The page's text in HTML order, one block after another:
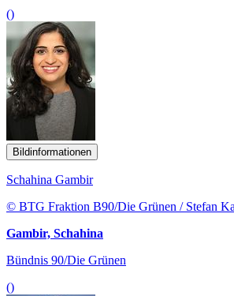
()
Bildinformationen
Schahina Gambir
© BTG Fraktion B90/Die Grünen / Stefan
Gambir, Schahina
Bündnis 90/Die Grünen
()